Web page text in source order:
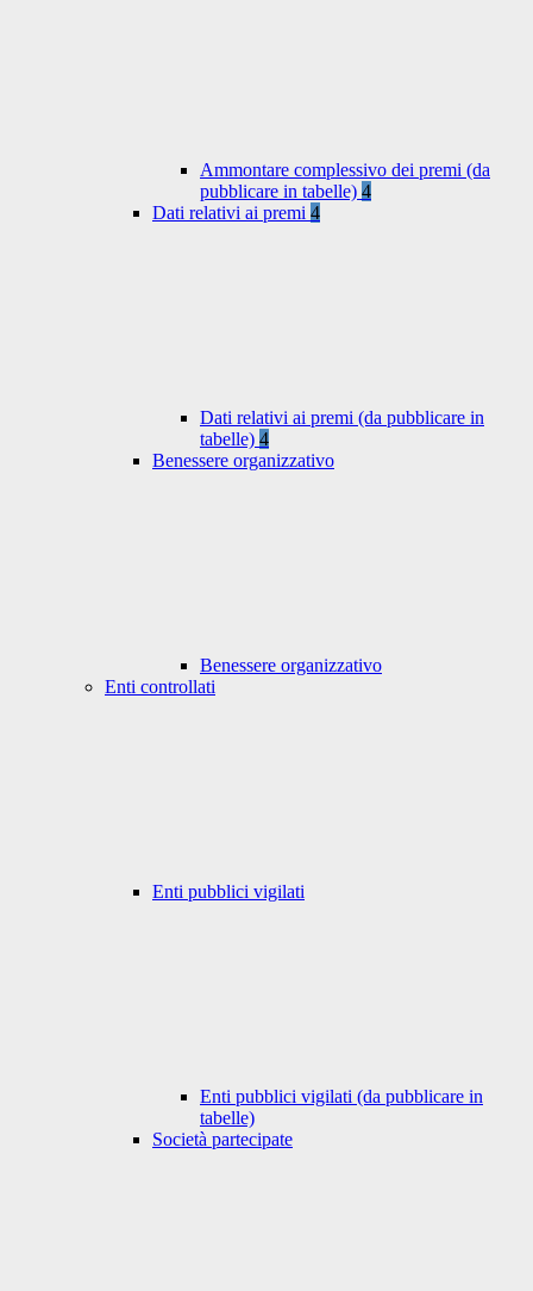
Ammontare complessivo dei premi (da
pubblicare in tabelle) 4
Dati relativi ai premi 4
Dati relativi ai premi (da pubblicare in
tabelle) 4
Benessere organizzativo
Benessere organizzativo
Enti controllati
Enti pubblici vigilati
Enti pubblici vigilati (da pubblicare in
tabelle)
Società partecipate